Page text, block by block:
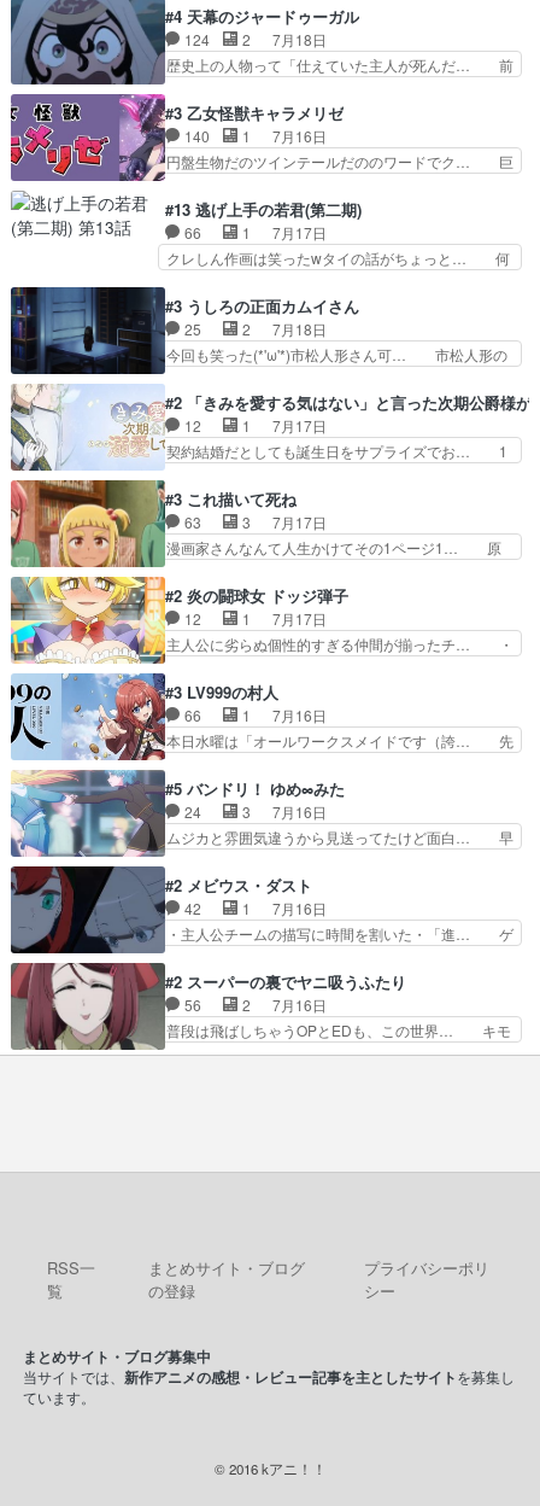
守る姿や祖母の語る玲夜の眼… 常に言ってるけ
ど、ラブコメの主役にも魅力… 家族にずっと理不
尽に虐げられ、我慢を強い…
ジとの思い出を振り返るユルの表情が本… それぞ
れの思惑が複雑に絡み合い、物語がさ… ユルは一
人になりたいのに、犬がそっと寄り… ダンジが
「俺は側にいる」と言ってくれた幼… 偽りだけで
存在だったからこそ真実が重く… これまで積み重
ねてきた信頼があるからこそ… 一瞬スタッフのユ
ーモア全開爆笑シーンが普…
#4 天幕のジャードゥーガル
124 2
7月18日
歴史上の人物って「仕えていた主人が死んだ… 前
した側にも人としての温かい暮らしがあ… ソルコ
クタニは本を奪うために起こった悲劇… 原論はあ
なた達には当たり前でも私達には始… 周りの同胞
がモンゴルの暮らしに慣れていく… 「肉の味を
になんか既視感を覚えるけどな… ソルコクタニが
憎むべき人であり、かつての… ラストの展開でぞ
くっとした。そういう方向…
#3 乙女怪獣キャラメリゼ
140 1
7月16日
円盤生物だのツインテールだののワードでク… 巨
クロたんのちょっとしたサービスカット… 面白い
設定の作品だね。夢の国デート回は怪… 結構評判
になってたので見てみたけど、評判… 今時初デー
トでそのチョイスは一発アウトだ… 結構、少女マ
お互いの誤解が解けてよかっ… 円盤購入を検討し
始めるくらい最高だったな… 1人のjkとして普通
に生きたいのにそれを…
#13 逃げ上手の若君(第二期)
66 1
7月17日
クレしん作画は笑ったwタイの話がちょっと… 何
の講談から始まり途中も実写演出入った… 相変わ
らずコミカルなKAMAKURA良く… 動画検査させ
ていただきました！待ちに待っ… 1期目の導入も
だけれどもぉ2期目の導入も… 観てたらいつの間
党、Bパートでは庇番衆。… 故郷は遠きにありて
思ふものそれは時行の鎌… というただの日常回か
と思いきや、そこから…
#3 うしろの正面カムイさん
25 2
7月18日
今回も笑った(*'ω'*)市松人形さん可… 市松人形の
の仕事を思わせるケレン味作画… あいかわらず杉
田さんのアドリブっぽいなに… ギャグもいいし作
画も綺麗このシーンは原作… 呪いの人形は仲間に
なるの怪奇組とのネタ被… 呪いの人形、人形相手
のテンポの良さが光… 呪いの人形ドジっ子すぎる
しかも仲間になる… 呪いの人形がビビっとるぞ。
今回あんまりエ…
#2 「きみを愛する気はない」と言った次期公爵様が
12 1
7月17日
契約結婚だとしても誕生日をサプライズでお… 1
いろあったんだな。奥様の心が彼の心を… 政略結
婚による妬みから色んな嫌がらせを受… 【今夜の
アニメAは…】前向き没落令嬢×こ… マウントに
気付かない素直な主人公大丈夫か… もうユリウス
それでいいのか？と思わない… 貴族は階級社会で
大変だ。や、やはり同性に… 第２話をU-NEXTで
視聴しました。視聴…
#3 これ描いて死ね
63 3
7月17日
漫画家さんなんて人生かけてその1ページ1… 原
きで真っ直ぐな主人公と、拗らせに拗ら… にて、
落語部長役で出演させていただきまし… すげえお
もしろかった。アバンの諸星大二郎… ◤￣￣￣￣
￣￣￣￣￣￣￣￣￣￣名場面アイ… メンバーと部
んなジャンル描いてどんどん… 春の南東の空のお
とめ座付近明るい星は20… 明るい現役の青春と
暗い過去の情念とが良い…
#2 炎の闘球女 ドッジ弾子
12 1
7月17日
主人公に劣らぬ個性的すぎる仲間が揃ったチ… ・
登場!因縁のライバル!善の立ち位置で… しょーも
な…こんなもん真面目に見たらバカ… 宿命のライ
バルの襲撃に始まり、燃えるシチ… 早くもライバ
ルチーム。敵もなかなかに個性… があると思った
部も登場し、魅力的なキ… やはり強敵に勝つには
特訓だよ。平仮名で呼… ライバル登場から特訓ま
で異常なテンポと異…
#3 LV999の村人
66 1
7月16日
本日水曜は「オールワークスメイドです（誇… 先
22:59まで！✦キャストサイン入り… 人族と魔族
の融合を目指す浩二…目指すもの… アリスとメノ
ウの話から魔王軍の大規模な宣… 鏡から「アリ
ス、共存の道はやっぱ険しいぜ… 鏡とソフトクリ
浩二の揺るがない信念に思… 鏡さん、活躍する度
に好感度爆上がりですね… ケンタウロス族面白か
ったですね♪タカコち…
#5 バンドリ！ ゆめ∞みた
24 3
7月16日
ムジカと雰囲気違うから見送ってたけど面白… 早
れが偶然イベント会場に居合わせてしま… ビオラ
こいつほんま……残りの2人はビオラ… 見てて興
奮と息苦しさを同時に感じさせるビ… ビオラちゃ
んのお陰であられちゃんと律ちゃ… ・日本語特有
に今期一の悪役がいたとは。… 友達との会話でフ
ェアリィブゥケのイベント… ・ビオラはあられを
見つけて悪だくみを策略…
#2 メビウス・ダスト
42 1
7月16日
・主人公チームの描写に時間を割いた・「進… ゲ
主人公の強火古参ファン出てきたけど何… 勝利に
浮かれる面々の中、アラキは自分の能… ラムスは
隕石で負傷した体の部位を補修した… 次のゲーム
での対決のエピソード。そうなっ… ポリスホッパ
#2 スーパーの裏でヤニ吸うふたり
56 2
7月16日
普段は飛ばしちゃうOPとEDも、この世界… キモ
い自覚あるくせに弁えを知らない男。未… ほんと
RSS一
覧
まとめサイト・ブログ
の登録
プライバシーポリ
シー
まとめサイト・ブログ募集中
当サイトでは、 新作アニメの感想・レビュー記事を主としたサイトを募集し
ています。
© 2016 kアニ！！